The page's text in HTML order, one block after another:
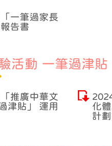
一筆過家長
告書
活動 一筆過津貼
推廣中華文
津貼」 運用
化
計